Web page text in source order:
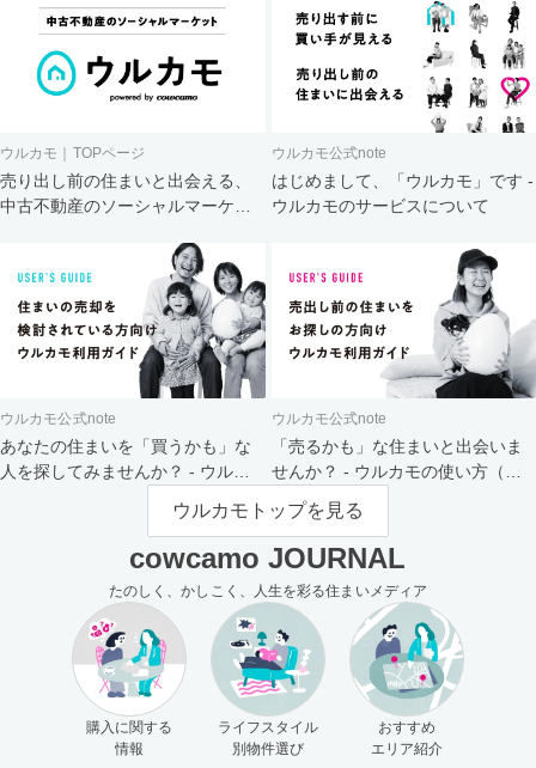
ウルカモ｜TOPページ
売り出し前の住まいと出会える、
中古不動産のソーシャルマーケッ
ウルカモ公式note
はじめまして、「ウルカモ」です -
ウルカモのサービスについて
ウルカモ公式note
あなたの住まいを「買うかも」な
人を探してみませんか？ - ウルカ
ウルカモ公式note
「売るかも」な住まいと出会いま
せんか？ - ウルカモの使い方（買
主さま向け）
ウルカモトップを見る
cowcamo JOURNAL
たのしく、かしこく、人生を彩る住まいメディア
購入に関する
情報
ライフスタイル
別物件選び
おすすめ
エリア紹介